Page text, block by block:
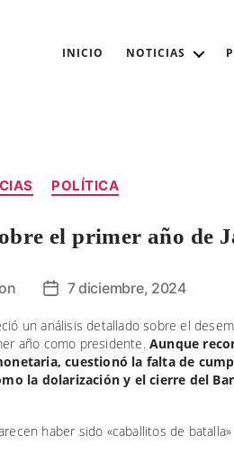
INICIO NOTICIAS
POLÍTICA
el primer año de
Fecha
la
entrada
7 diciembre, 2024
un análisis detallado sobre el
año como presidente.Aunque
cuestionó la falta de
la dolarización y el cierre del
haber sido «caballitos de